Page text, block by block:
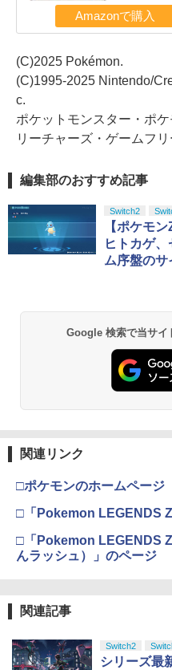
Amazonで購入
(C)2025 Pokémon.
(C)1995-2025 Nintendo/
c.
ポケットモンスター・ポ
リーチャーズ・ゲームフリ
編集部のおすすめ記事
Switch2
【ポケモ
ヒトカゲ
ム序盤のサ
Google 検索で当サイ
関連リンク
□ポケモンのホームページ
□「Pokemon LEGENDS
□「Pokemon LEGENDS
んラッシュ）」のページ
関連記事
Switch2
シリーズ最